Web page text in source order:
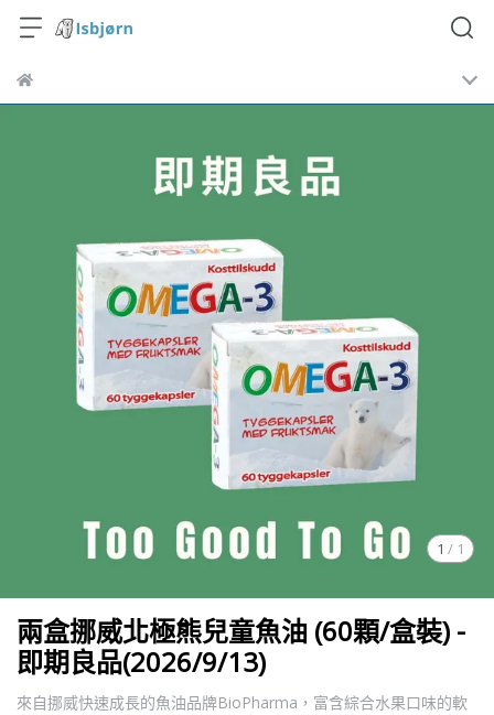
1 / 1
兩盒挪威北極熊兒童魚油 (60顆/盒裝) -
即期良品(2026/9/13)
來自挪威快速成長的魚油品牌BioPharma，富含綜合水果口味的軟